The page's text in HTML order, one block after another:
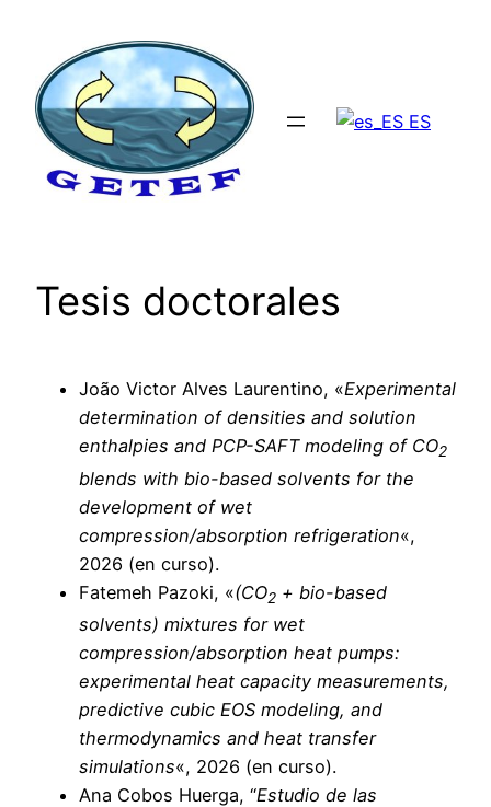
contenido
ES
Tesis doctorales
João Victor Alves Laurentino, «Experimental
determination of densities and solution
enthalpies and PCP-SAFT modeling of CO2
blends with bio-based solvents for the
development of wet
compression/absorption refrigeration«,
2026 (en curso).
Fatemeh Pazoki, «(CO2 + bio-based
solvents) mixtures for wet
compression/absorption heat pumps:
experimental heat capacity measurements,
predictive cubic EOS modeling, and
thermodynamics and heat transfer
simulations«, 2026 (en curso).
Ana Cobos Huerga, “Estudio de las